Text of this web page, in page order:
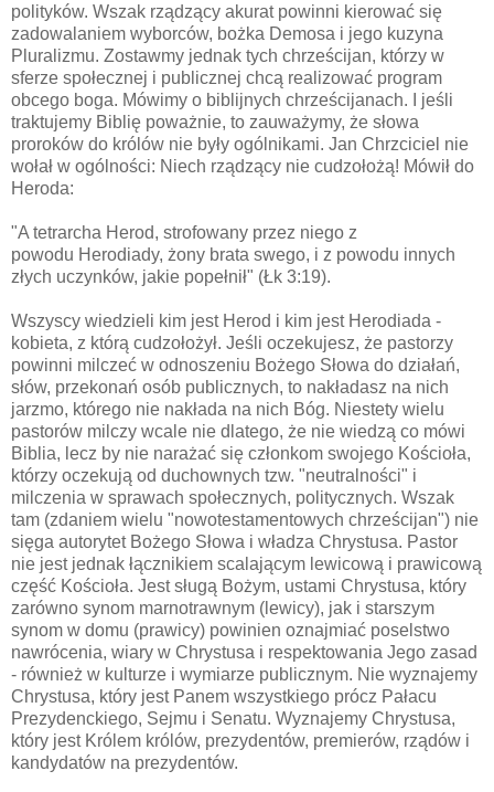
polityków. Wszak rządzący akurat powinni kierować się
zadowalaniem wyborców, bożka Demosa i jego kuzyna
Pluralizmu. Zostawmy jednak tych chrześcijan, którzy w
sferze społecznej i publicznej chcą realizować program
obcego boga. Mówimy o biblijnych chrześcijanach. I jeśli
traktujemy Biblię poważnie, to zauważymy, że słowa
proroków do królów nie były ogólnikami. Jan Chrzciciel nie
wołał w ogólności: Niech rządzący nie cudzołożą! Mówił do
Heroda:
"A tetrarcha Herod, strofowany przez niego z
powodu Herodiady, żony brata swego, i z powodu innych
złych uczynków, jakie popełnił" (Łk 3:19).
Wszyscy wiedzieli kim jest Herod i kim jest Herodiada -
kobieta, z którą cudzołożył. Jeśli oczekujesz, że pastorzy
powinni milczeć w odnoszeniu Bożego Słowa do działań,
słów, przekonań osób publicznych, to nakładasz na nich
jarzmo, którego nie nakłada na nich Bóg. Niestety wielu
pastorów milczy wcale nie dlatego, że nie wiedzą co mówi
Biblia, lecz by nie narażać się członkom swojego Kościoła,
którzy oczekują od duchownych tzw. "neutralności" i
milczenia w sprawach społecznych, politycznych. Wszak
tam (zdaniem wielu "nowotestamentowych chrześcijan") nie
sięga autorytet Bożego Słowa i władza Chrystusa. Pastor
nie jest jednak łącznikiem scalającym lewicową i prawicową
część Kościoła. Jest sługą Bożym, ustami Chrystusa, który
zarówno synom marnotrawnym (lewicy), jak i starszym
synom w domu (prawicy) powinien oznajmiać poselstwo
nawrócenia, wiary w Chrystusa i respektowania Jego zasad
- również w kulturze i wymiarze publicznym. Nie wyznajemy
Chrystusa, który jest Panem wszystkiego prócz Pałacu
Prezydenckiego, Sejmu i Senatu. Wyznajemy Chrystusa,
który jest Królem królów, prezydentów, premierów, rządów i
kandydatów na prezydentów.